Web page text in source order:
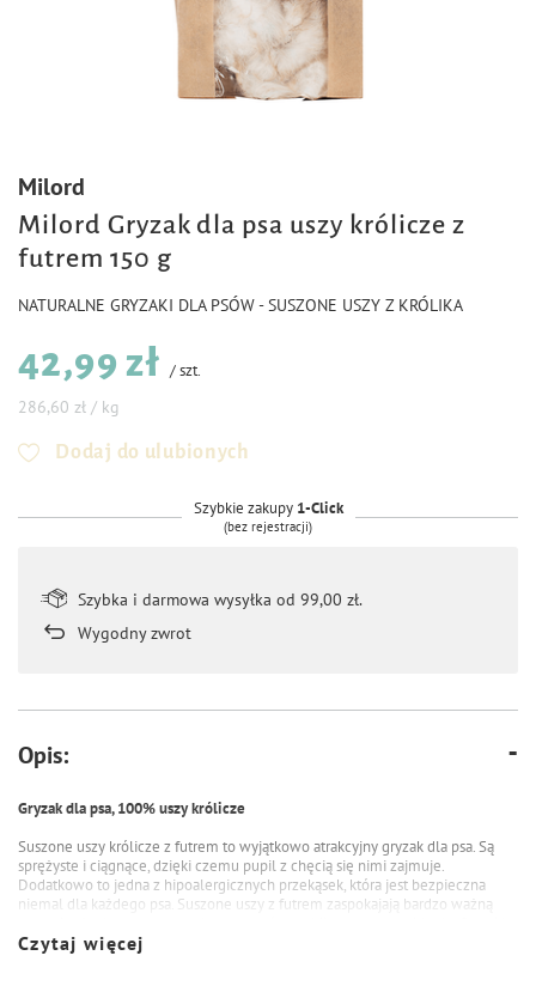
Milord
Milord Gryzak dla psa uszy królicze z
futrem 150 g
NATURALNE GRYZAKI DLA PSÓW - SUSZONE USZY Z KRÓLIKA
42,99 zł /szt.
286,60 zł / kg
Dodaj do ulubionych
Szybkie zakupy 1-Click
(bez rejestracji)
Szybka i darmowa wysyłka od 99,00 zł.
Wygodny zwrot
Opis:
Gryzak dla psa, 100% uszy królicze
Suszone uszy królicze z futrem to wyjątkowo atrakcyjny gryzak dla psa. Są
sprężyste i ciągnące, dzięki czemu pupil z chęcią się nimi zajmuje.
Dodatkowo to jedna z hipoalergicznych przekąsek, która jest bezpieczna
niemal dla każdego psa. Suszone uszy z futrem zaspokajają bardzo ważną
są suszone ciepłym powietrzem w niskich temperaturach, co zapewnia
Czytaj więcej